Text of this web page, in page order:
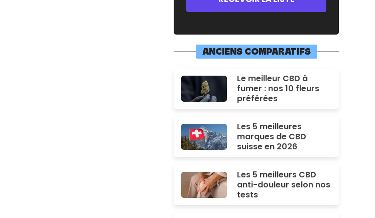
ANCIENS COMPARATIFS
Le meilleur CBD à
fumer : nos 10 fleurs
préférées
Les 5 meilleures
marques de CBD
suisse en 2026
Les 5 meilleurs CBD
anti-douleur selon nos
tests